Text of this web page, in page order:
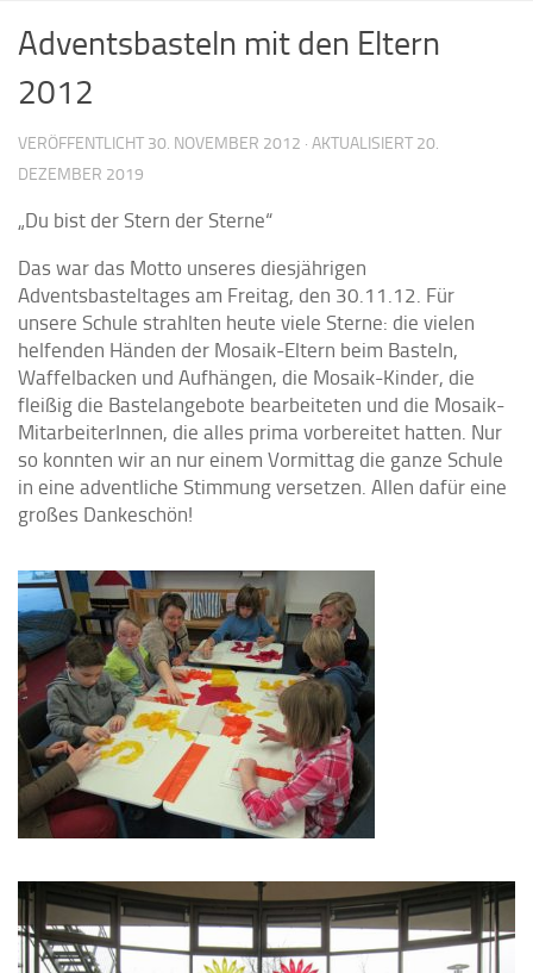
Adventsbasteln mit den Eltern
2012
VERÖFFENTLICHT 30. NOVEMBER 2012 · AKTUALISIERT 20.
DEZEMBER 2019
„Du bist der Stern der Sterne“
Das war das Motto unseres diesjährigen
Adventsbasteltages am Freitag, den 30.11.12. Für
unsere Schule strahlten heute viele Sterne: die vielen
helfenden Händen der Mosaik-Eltern beim Basteln,
Waffelbacken und Aufhängen, die Mosaik-Kinder, die
fleißig die Bastelangebote bearbeiteten und die Mosaik-
MitarbeiterInnen, die alles prima vorbereitet hatten. Nur
so konnten wir an nur einem Vormittag die ganze Schule
in eine adventliche Stimmung versetzen. Allen dafür eine
großes Dankeschön!